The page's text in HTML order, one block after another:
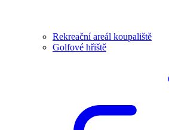
Rekreační areál koupaliště
Golfové hřiště